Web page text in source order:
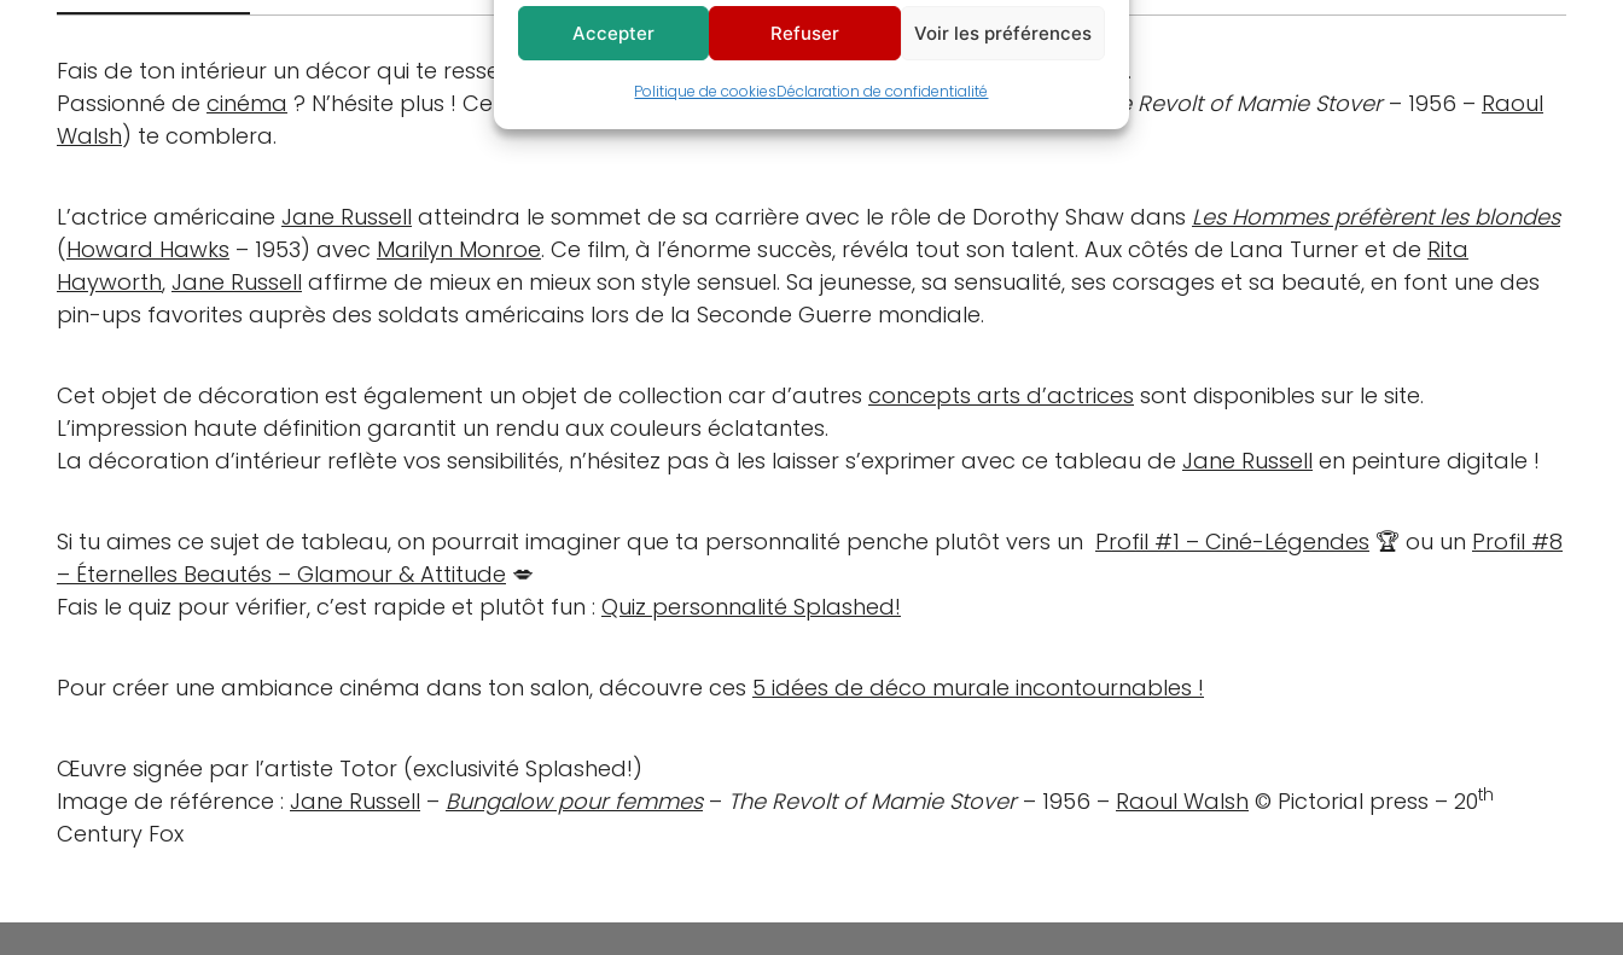
Accepter Refuser Voir les préférences
Politique de cookiesDéclaration de confidentialité
Fais de ton intérieur un décor qui te ressemble avec ce tableau deJane Russell
en peinture digitale.
Passionné de cinéma ? N’hésite plus ! Ce Jane RusselldansBungalow pour femmes The Revolt of Mamie Stover– 1956 – Raoul
Walsh) te comblera.
L’actrice américaine Jane Russell atteindra le sommet de sa carrière avec le rôle de Dorothy Shaw dans Les Hommes préfèrent les blondes
(Howard Hawks – 1953) avec Marilyn Monroe. Ce film, à l’énorme succès, révéla tout son talent. Aux côtés de Lana Turner et de Rita
Hayworth, Jane Russell affirme de mieux en mieux son style sensuel. Sa jeunesse, sa sensualité, ses corsages et sa beauté, en font une des
pin-ups favorites auprès des soldats américains lors de la Seconde Guerre mondiale.
Cet objet de décoration est également un objet de collection car d’autres concepts arts d’actrices sont disponibles sur le site.
L’impression haute définition garantit un rendu aux couleurs éclatantes.
La décoration d’intérieur reflète vos sensibilités, n’hésitez pas à les laisser s’exprimer avec ce tableau de Jane Russell en peinture digitale !
Si tu aimes ce sujet de tableau, on pourrait imaginer que ta personnalité penche plutôt vers un Profil #1 – Ciné-Légendes 🏆 ou un Profil #8
– Éternelles Beautés – Glamour & Attitude 💋
Fais le quiz pour vérifier, c’est rapide et plutôt fun : Quiz personnalité Splashed!
Pour créer une ambiance cinéma dans ton salon, découvre ces 5 idées de déco murale incontournables !
Œuvre signée par l’artiste Totor (exclusivité Splashed!)
Image de référence : Jane Russell – Bungalow pour femmes– The Revolt of Mamie Stover– 1956 – Raoul Walsh © Pictorial press – 20th
Century Fox